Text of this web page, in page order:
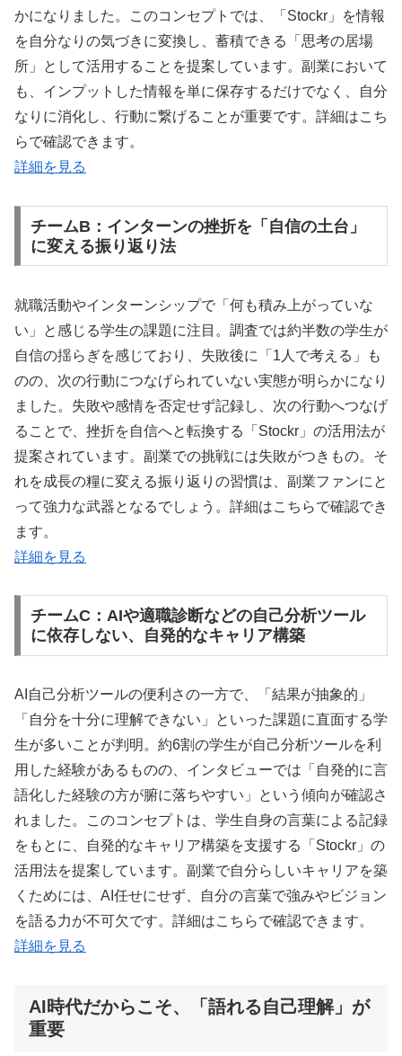
かになりました。このコンセプトでは、「Stockr」を情報
を自分なりの気づきに変換し、蓄積できる「思考の居場
所」として活用することを提案しています。副業において
も、インプットした情報を単に保存するだけでなく、自分
なりに消化し、行動に繋げることが重要です。詳細はこち
らで確認できます。
詳細を見る
チームB：インターンの挫折を「自信の土台」
に変える振り返り法
就職活動やインターンシップで「何も積み上がっていな
い」と感じる学生の課題に注目。調査では約半数の学生が
自信の揺らぎを感じており、失敗後に「1人で考える」も
のの、次の行動につなげられていない実態が明らかになり
ました。失敗や感情を否定せず記録し、次の行動へつなげ
ることで、挫折を自信へと転換する「Stockr」の活用法が
提案されています。副業での挑戦には失敗がつきもの。そ
れを成長の糧に変える振り返りの習慣は、副業ファンにと
って強力な武器となるでしょう。詳細はこちらで確認でき
ます。
詳細を見る
チームC：AIや適職診断などの自己分析ツール
に依存しない、自発的なキャリア構築
AI自己分析ツールの便利さの一方で、「結果が抽象的」
「自分を十分に理解できない」といった課題に直面する学
生が多いことが判明。約6割の学生が自己分析ツールを利
用した経験があるものの、インタビューでは「自発的に言
語化した経験の方が腑に落ちやすい」という傾向が確認さ
れました。このコンセプトは、学生自身の言葉による記録
をもとに、自発的なキャリア構築を支援する「Stockr」の
活用法を提案しています。副業で自分らしいキャリアを築
くためには、AI任せにせず、自分の言葉で強みやビジョン
を語る力が不可欠です。詳細はこちらで確認できます。
詳細を見る
AI時代だからこそ、「語れる自己理解」が
重要